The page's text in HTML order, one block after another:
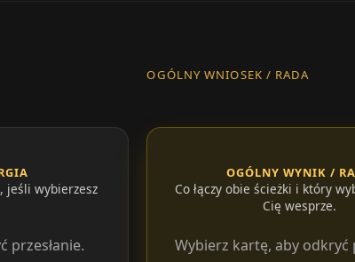
jeśli wybierzesz
przesłanie.
OGÓLNY WNIOSEK / RADA
OGÓLNY WYNIK /
Co łączy obie ścieżki i który
Cię wesprze.
Wybierz kartę, aby odkryć